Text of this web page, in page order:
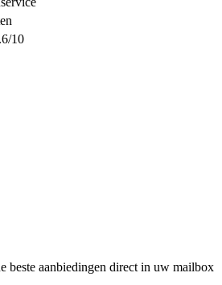
10
beste aanbiedingen direct in uw mailbox